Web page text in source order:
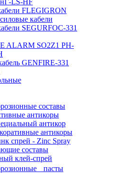
LS-HF
FLEGIGRON
кабели
SEGURFOC-331
ALARM SO2Z1 PH-
GENFIRE-331
составы
антикоры
антикор
антикоры
спрей - Zinc Spray
составы
клей-спрей
пасты